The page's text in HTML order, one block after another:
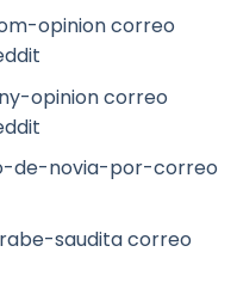
opinion correo
opinion correo
de-novia-por-correo
saudita correo